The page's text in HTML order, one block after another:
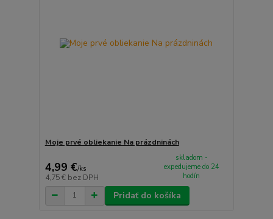
Moje prvé obliekanie Na prázdninách
4,99 €/ks
4,75 € bez DPH
skladom -
expedujeme do 24
hodín
Pridať do košíka